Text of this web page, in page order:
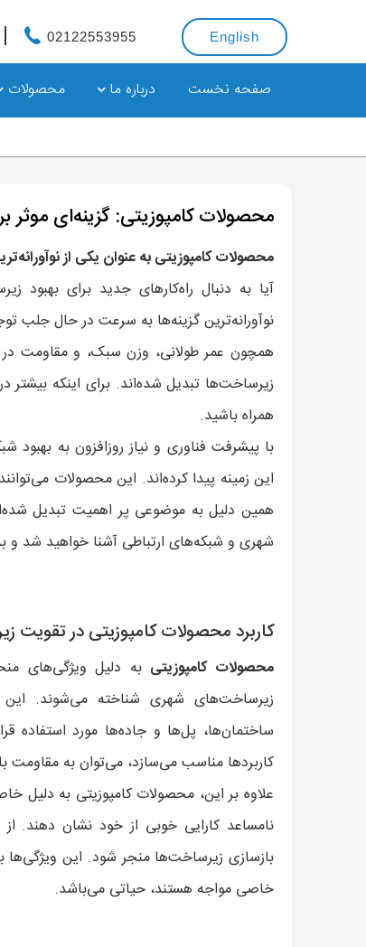
English
02122553955
صفحه نخست درباره ما محصولات
محصولات کامپوزیتی: گزینه‌ای
محصولات کامپوزیتی به عنوان یکی از
آیا به دنبال راه‌کارهای جدید برای
نوآورانه‌ترین گزینه‌ها به سرعت در حال جلب
همچون عمر طولانی، وزن سبک، و مقاومت در
زیرساخت‌ها تبدیل شده‌اند. برای اینکه بیشتر
همراه باشید.
با پیشرفت فناوری و نیاز روزافزون به
این زمینه پیدا کرده‌اند. این محصولات
همین دلیل به موضوعی پر اهمیت تبدیل
شهری و شبکه‌های ارتباطی آشنا خواهید شد و
کاربرد محصولات کامپوزیتی در
محصولات کامپوزیتی به دلیل ویژگی‌های
زیرساخت‌های شهری شناخته می‌شوند.
ساختمان‌ها، پل‌ها و جاده‌ها مورد استفاده
کاربردها مناسب می‌سازد، می‌توان به مقاومت
علاوه بر این، محصولات کامپوزیتی به دلیل
نامساعد کارایی خوبی از خود نشان دهند.
بازسازی زیرساخت‌ها منجر شود. این ویژگی‌ها
خاصی مواجه هستند، حیاتی می‌باشد.